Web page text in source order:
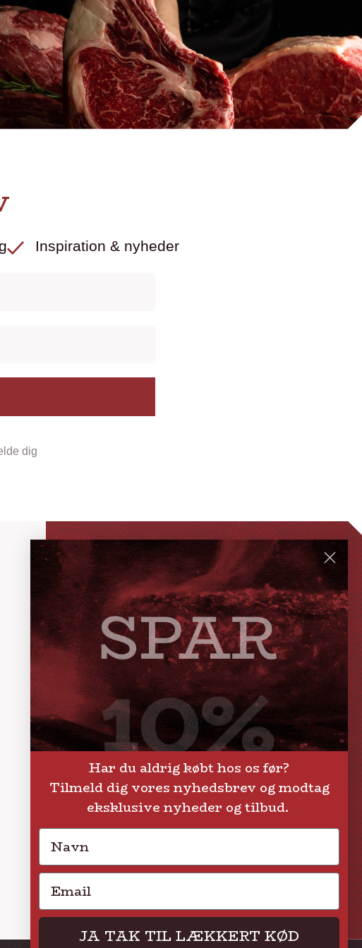
Inspiration & nyheder
dig
GENVEJE
Handelsbetingelser
FAQ
Levering eller afhentning
Om Steak-out.dk
Persondatapolitik
Har du aldrig købt hos os før?
Tilmeld dig vores nyhedsbrev og modtag
eksklusive nyheder og tilbud.
Navn
Email
JA TAK TIL LÆKKERT KØD